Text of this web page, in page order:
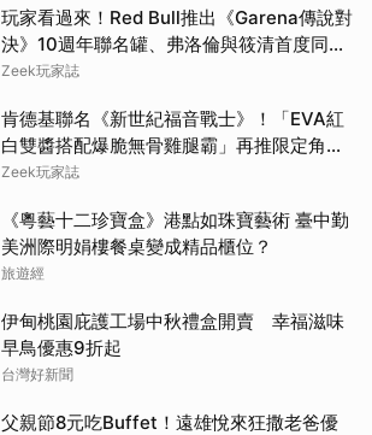
玩家看過來！Red Bull推出《Garena傳說對
決》10週年聯名罐、弗洛倫與筱清首度同框
必收藏
Zeek玩家誌
肯德基聯名《新世紀福音戰士》！「EVA紅
白雙醬搭配爆脆無骨雞腿霸」再推限定角色
卡、周邊必搶收
Zeek玩家誌
《粵藝十二珍寶盒》港點如珠寶藝術 臺中勤
美洲際明娟樓餐桌變成精品櫃位？
旅遊經
伊甸桃園庇護工場中秋禮盒開賣 幸福滋味
早鳥優惠9折起
台灣好新聞
父親節8元吃Buffet！遠雄悅來狂撒老爸優